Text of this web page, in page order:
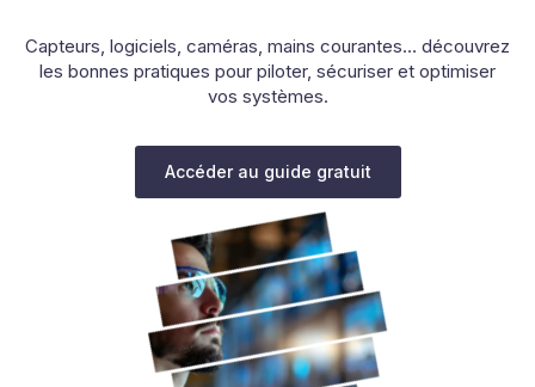
Capteurs, logiciels, caméras, mains courantes… découvrez
les bonnes pratiques pour piloter, sécuriser et optimiser
vos systèmes.
Accéder au guide gratuit